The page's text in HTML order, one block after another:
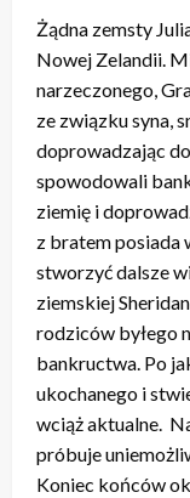
Żądna zemsty
Nowej Zelandii.
narzeczonego,
ze związku syna,
doprowadzając
spowodowali
ziemię i
z bratem posiada
stworzyć dalsze
ziemskiej
rodziców byłego
bankructwa. Po
ukochanego i
wciąż aktualne.
próbuje
Koniec końców